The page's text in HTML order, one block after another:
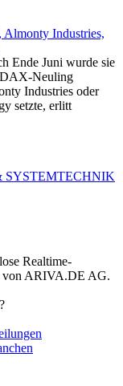
Almonty Industries,
Ende Juni wurde sie
DAX-Neuling
Industries oder
setzte, erlitt
SYSTEMTECHNIK
Realtime-
ARIVA.DE AG.